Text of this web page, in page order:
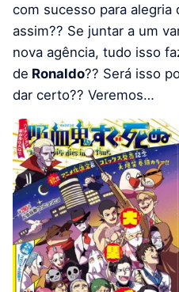
com sucesso para alegria
assim?? Se juntar a um
nova agência, tudo isso
de Ronaldo?? Será isso
dar certo?? Veremos…